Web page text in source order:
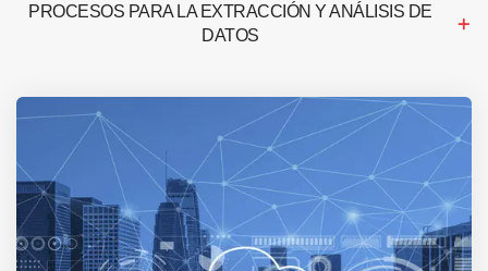
PROCESOS PARA LA EXTRACCIÓN Y ANÁLISIS DE
DATOS